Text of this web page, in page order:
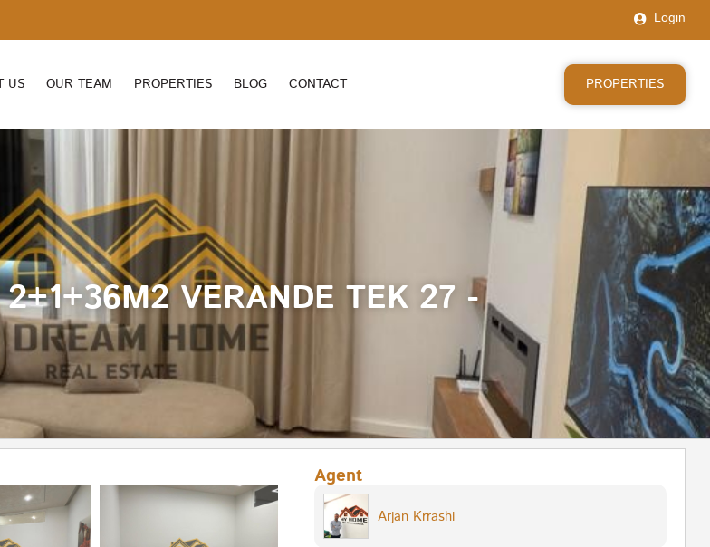
Login
US OUR TEAM PROPERTIES BLOG CONTACT PROPERTIES
VERANDE TEK 27 -
Agent
Arjan Krrashi